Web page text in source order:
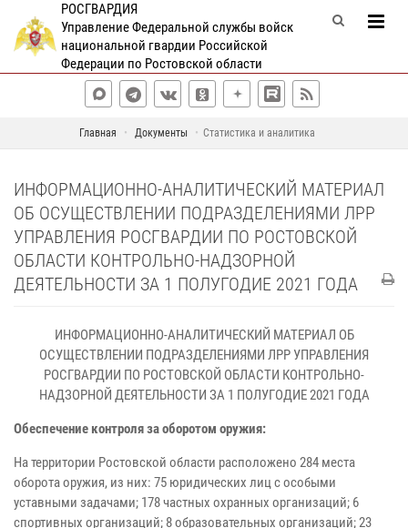
РОСГВАРДИЯ
Управление Федеральной службы войск
национальной гвардии Российской
Федерации по Ростовской области
Главная Документы Статистика и аналитика
ИНФОРМАЦИОННО-АНАЛИТИЧЕСКИЙ МАТЕРИАЛ
ОБ ОСУЩЕСТВЛЕНИИ ПОДРАЗДЕЛЕНИЯМИ ЛРР
УПРАВЛЕНИЯ РОСГВАРДИИ ПО РОСТОВСКОЙ
ОБЛАСТИ КОНТРОЛЬНО-НАДЗОРНОЙ
ДЕЯТЕЛЬНОСТИ ЗА 1 ПОЛУГОДИЕ 2021 ГОДА
ИНФОРМАЦИОННО-АНАЛИТИЧЕСКИЙ МАТЕРИАЛ ОБ
ОСУЩЕСТВЛЕНИИ ПОДРАЗДЕЛЕНИЯМИ ЛРР УПРАВЛЕНИЯ
РОСГВАРДИИ ПО РОСТОВСКОЙ ОБЛАСТИ КОНТРОЛЬНО-
НАДЗОРНОЙ ДЕЯТЕЛЬНОСТИ ЗА 1 ПОЛУГОДИЕ 2021 ГОДА
Обеспечение контроля за оборотом оружия:
На территории Ростовской области расположено 284 места
оборота оружия, из них: 75 юридических лиц с особыми
уставными задачами; 178 частных охранных организаций; 6
спортивных организаций; 8 образовательных организаций; 23